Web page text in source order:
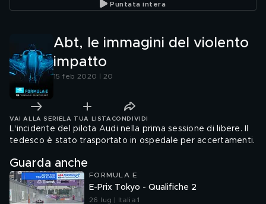
Puntata intera
Abt, le immagini del violento
impatto
15 feb 2020 | 20
VAI ALLA SERIE LA TUA LISTA CONDIVIDI
L'incidente del pilota Audi nella prima sessione di libere. Il
tedesco è stato trasportato in ospedale per accertamenti.
Guarda anche
FORMULA E
E-Prix Tokyo - Qualifiche 2
26 lug | Italia 1